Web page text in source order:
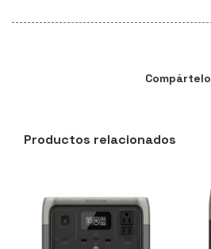
Compártelo
Productos relacionados